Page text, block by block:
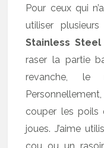
Pour ceux qui
utiliser
Stainless Steel
raser la partie
revanche,
couper les poils
joues. J’aime
cou ou un